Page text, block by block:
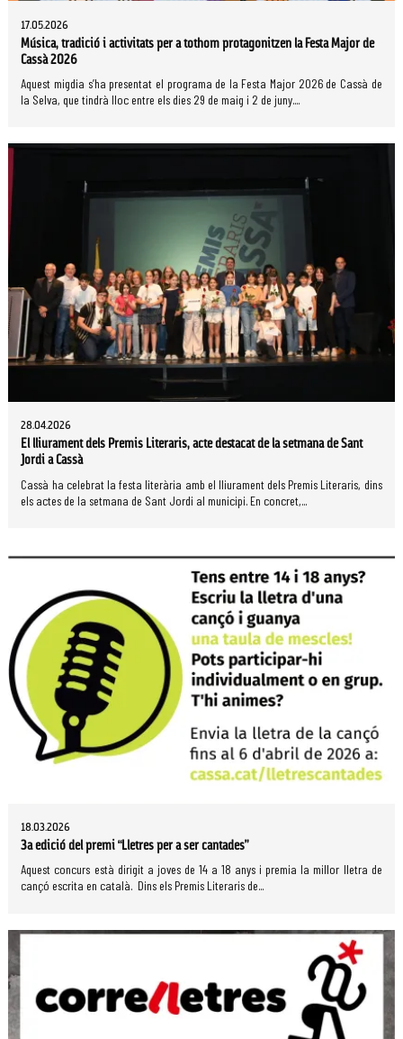
17.05.2026
Música, tradició i activitats per a tothom protagonitzen la Festa Major de
Cassà 2026
Aquest migdia s’ha presentat el programa de la Festa Major 2026 de Cassà de
la Selva, que tindrà lloc entre els dies 29 de maig i 2 de juny....
28.04.2026
El lliurament dels Premis Literaris, acte destacat de la setmana de Sant
Jordi a Cassà
Cassà ha celebrat la festa literària amb el lliurament dels Premis Literaris, dins
els actes de la setmana de Sant Jordi al municipi. En concret,...
18.03.2026
3a edició del premi “Lletres per a ser cantades”
Aquest concurs està dirigit a joves de 14 a 18 anys i premia la millor lletra de
cançó escrita en català. Dins els Premis Literaris de...